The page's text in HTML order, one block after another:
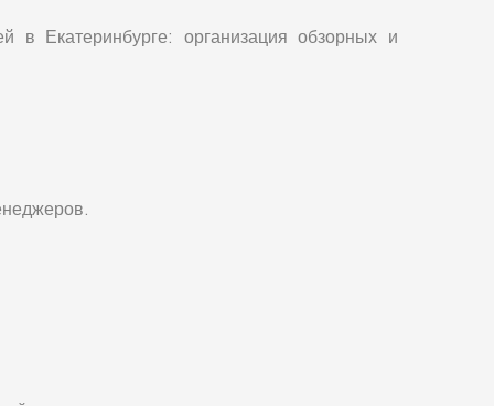
Екатеринбурге: организация обзорных и